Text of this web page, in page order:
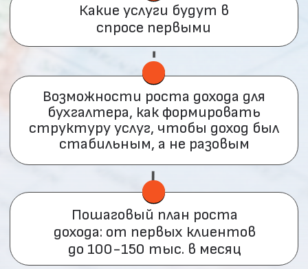
ПОЛУЧИТЬ КУРС БЕСПЛАТНО
Разберётесь в нюансах налоговой
реформы 2026 года.
Поймёте, как стать
специалистом, без которого
бизнес не сможет работать
безопасно.
Первыми узнаете о рисках и
сможете предупредить клиентов.
Научитесь быть опорой
предпринимателя в принятии
верных решений.
Вырастите уважение к себе и
сможете рассчитывать на
достойную оплату за свой труд.